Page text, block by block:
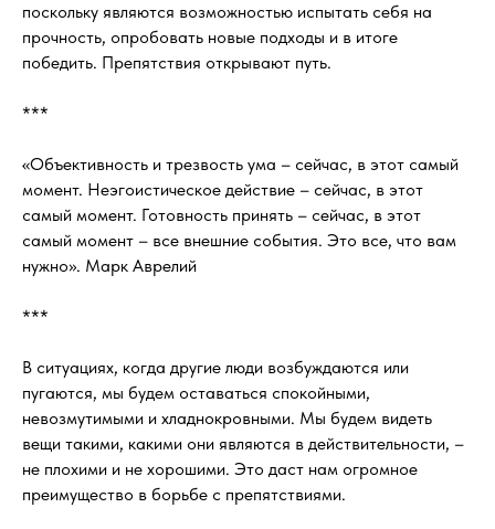
поскольку являются возможностью испытать себя на
прочность, опробовать новые подходы и в итоге
победить. Препятствия открывают путь.
***
«Объективность и трезвость ума – сейчас, в этот самый
момент. Неэгоистическое действие – сейчас, в этот
самый момент. Готовность принять – сейчас, в этот
самый момент – все внешние события. Это все, что вам
нужно». Марк Аврелий
***
В ситуациях, когда другие люди возбуждаются или
пугаются, мы будем оставаться спокойными,
невозмутимыми и хладнокровными. Мы будем видеть
вещи такими, какими они являются в действительности, –
не плохими и не хорошими. Это даст нам огромное
преимущество в борьбе с препятствиями.